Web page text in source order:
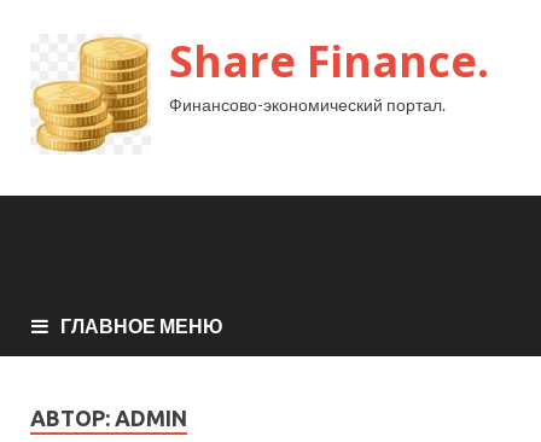
Share Finance.
Финансово-экономический портал.
ГЛАВНОЕ МЕНЮ
АВТОР: ADMIN